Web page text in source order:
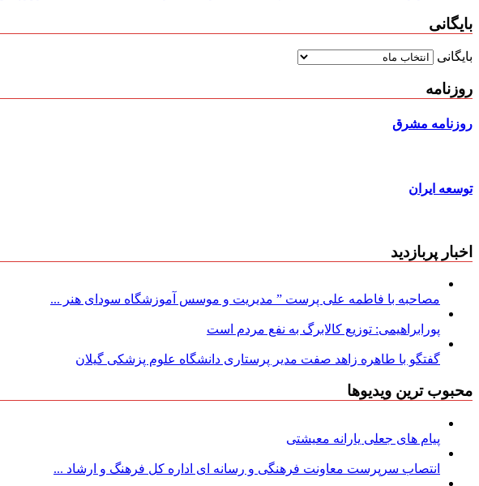
بایگانی
بایگانی
روزنامه
روزنامه مشرق
توسعه ایران
اخبار پربازدید
مصاحبه با فاطمه علی پرست ” مدیریت و موسس آموزشگاه سودای هنر ...
پورابراهیمی: توزیع کالابرگ به نفع مردم است
گفتگو با طاهره زاهد صفت مدیر پرستاری دانشگاه علوم پزشکی گیلان
محبوب ترین ویدیوها
پیام های جعلی یارانه معیشتی
انتصاب سرپرست معاونت فرهنگی و رسانه ای اداره کل فرهنگ و ارشاد ...